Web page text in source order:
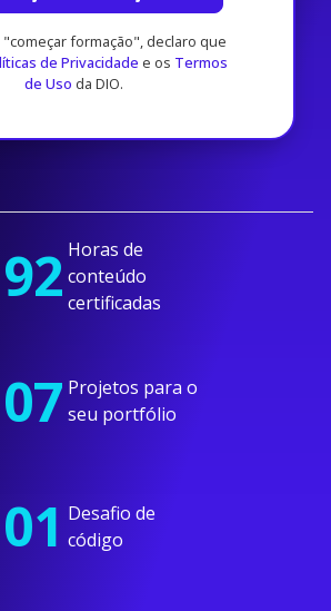
"começar formação", declaro que
de Privacidade e os Termos
de Uso da DIO.
92 Horas de
conteúdo
certificadas
07 Projetos para o
seu portfólio
01 Desafio de
código